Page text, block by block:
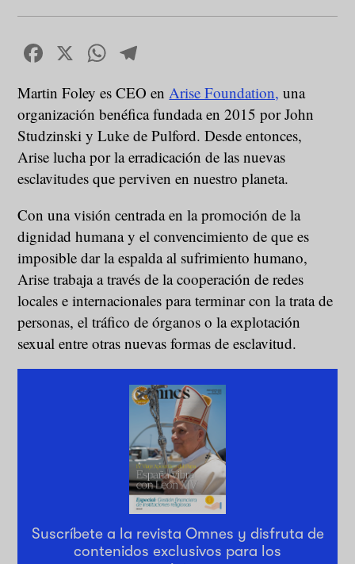
Facebook
X WhatsApp
Martin Foley es CEO en Arise Foundation, una
organización benéfica fundada en 2015 por John
Studzinski y Luke de Pulford. Desde entonces,
Arise lucha por la erradicación de las nuevas
esclavitudes que perviven en nuestro planeta.
Con una visión centrada en la promoción de la
dignidad humana y el convencimiento de que es
imposible dar la espalda al sufrimiento humano,
Arise trabaja a través de la cooperación de redes
locales e internacionales para terminar con la trata de
personas, el tráfico de órganos o la explotación
sexual entre otras nuevas formas de esclavitud.
Suscríbete a la revista Omnes y disfruta de
contenidos exclusivos para los